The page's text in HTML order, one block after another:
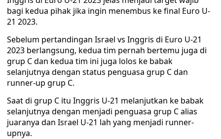
bagi kedua pihak jika ingin menembus ke final Euro U-
21 2023.
Sebelum pertandingan Israel vs Inggris di Euro U-21
2023 berlangsung, kedua tim pernah bertemu juga di
grup C dan kedua tim ini juga lolos ke babak
selanjutnya dengan status penguasa grup C dan
runner-up grup C.
Saat di grup C itu Inggris U-21 melanjutkan ke babak
selanjutnya dengan menjadi penguasa grup C alias
juaranya dan Israel U-21 lah yang menjadi runner-
upnya.